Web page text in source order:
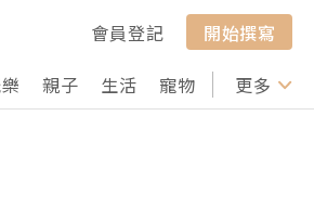
會員登記
開始撰寫
親子 生活 寵物 行山 打卡
更多